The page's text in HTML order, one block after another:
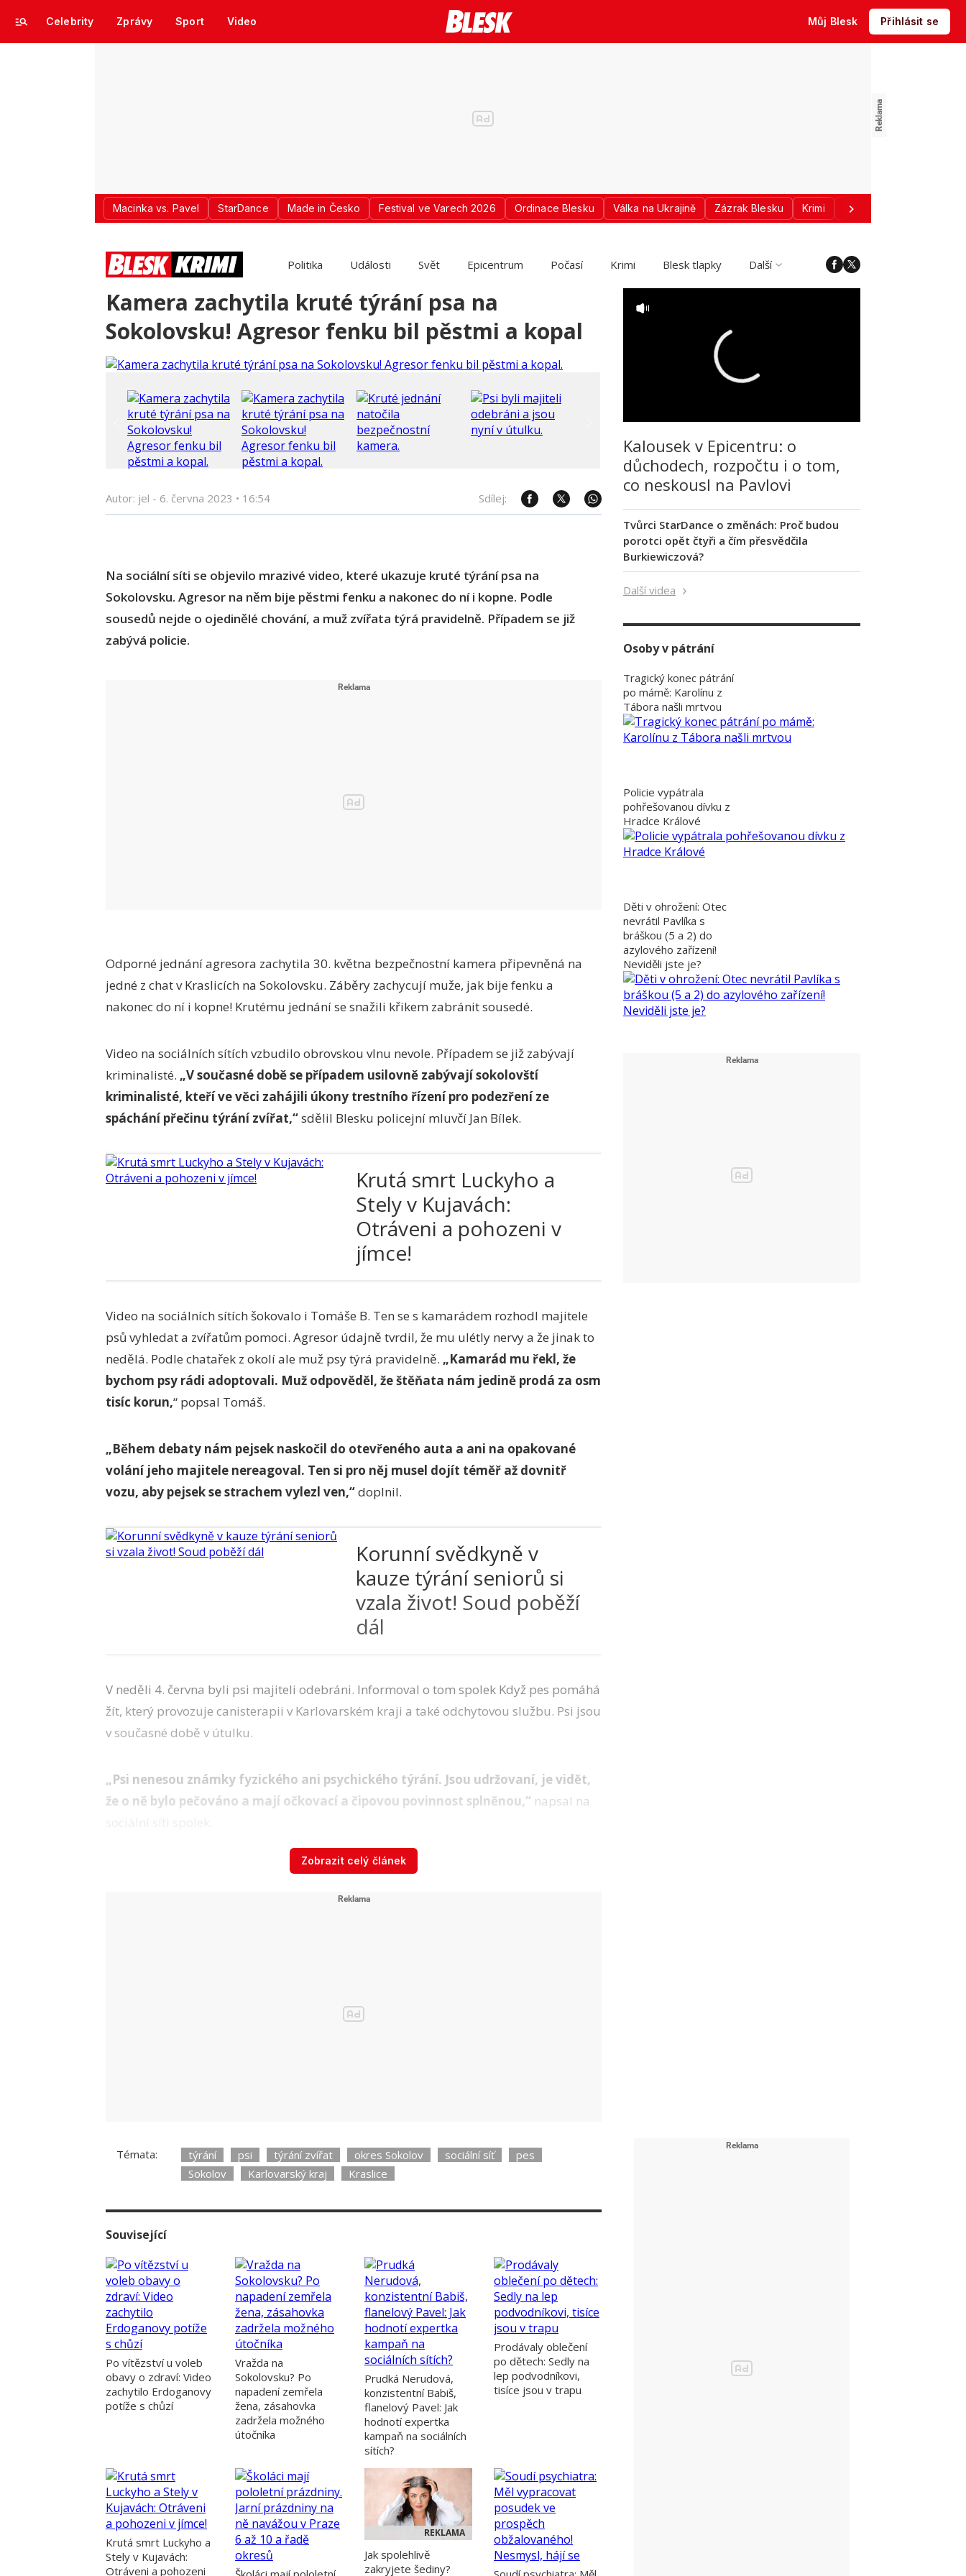
Celebrity Zprávy Sport Video Můj Blesk Přihlásit se
Macinka vs. Pavel StarDance Made in Česko Festival ve Varech 2026 Ordinace Blesku Válka na Ukrajině Zázrak Blesku Krimi Donald Trump
Politika Události Svět Epicentrum Počasí Krimi Blesk tlapky Další
Kamera zachytila kruté týrání psa na
Sokolovsku! Agresor fenku bil pěstmi a kopal
Autor: jel - 6. června 2023 • 16:54 Sdílej:
Na sociální síti se objevilo mrazivé video, které ukazuje kruté týrání psa na
Sokolovsku. Agresor na něm bije pěstmi fenku a nakonec do ní i kopne. Podle
sousedů nejde o ojedinělé chování, a muž zvířata týrá pravidelně. Případem se již
zabývá policie.
Odporné jednání agresora zachytila 30. května bezpečnostní kamera připevněná na
jedné z chat v Kraslicích na Sokolovsku. Záběry zachycují muže, jak bije fenku a
nakonec do ní i kopne! Krutému jednání se snažili křikem zabránit sousedé.
Video na sociálních sítích vzbudilo obrovskou vlnu nevole. Případem se již zabývají
kriminalisté. „V současné době se případem usilovně zabývají sokolovští
kriminalisté, kteří ve věci zahájili úkony trestního řízení pro podezření ze
spáchání přečinu týrání zvířat,“sdělil Blesku policejní mluvčí Jan Bílek.
Krutá smrt Luckyho a
Stely v Kujavách:
Otráveni a pohozeni v
jímce!
Video na sociálních sítích šokovalo i Tomáše B. Ten se s kamarádem rozhodl majitele
psů vyhledat a zvířatům pomoci. Agresor údajně tvrdil, že mu ulétly nervy a že jinak to
nedělá. Podle chatařek z okolí ale muž psy týrá pravidelně. „Kamarád mu řekl, že
bychom psy rádi adoptovali. Muž odpověděl, že štěňata nám jedině prodá za osm
tisíc korun,“ popsal Tomáš.
„Během debaty nám pejsek naskočil do otevřeného auta a ani na opakované
volání jeho majitele nereagoval. Ten si pro něj musel dojít téměř až dovnitř
vozu, aby pejsek se strachem vylezl ven,“doplnil.
Korunní svědkyně v
kauze týrání seniorů si
vzala život! Soud poběží
dál
V neděli 4. června byli psi majiteli odebráni. Informoval o tom spolek Když pes pomáhá
žít, který provozuje canisterapii v Karlovarském kraji a také odchytovou službu. Psi jsou
v současné době v útulku.
„Psi nenesou známky fyzického ani psychického týrání. Jsou udržovaní, je vidět,
že o ně bylo pečováno a mají očkovací a čipovou povinnost splněnou,“ napsal na
Zobrazit celý článek
Témata: týrání psi týrání zvířat okres Sokolov sociální síť
pes
Sokolov
Karlovarský kraj Kraslice
Související
Po vítězství u voleb
obavy o zdraví: Video
zachytilo Erdoganovy
potíže s chůzí
Vražda na
Sokolovsku? Po
napadení zemřela
žena, zásahovka
zadržela možného
útočníka
Prudká Nerudová,
konzistentní Babiš,
flanelový Pavel: Jak
hodnotí expertka
kampaň na sociálních
sítích?
Prodávaly oblečení
po dětech: Sedly na
lep podvodníkovi,
tisíce jsou v trapu
Krutá smrt Luckyho a
Stely v Kujavách:
Otráveni a pohozeni
REKLAMA
Jak spolehlivě
zakryjete šediny?
Kalousek v Epicentru: o
důchodech, rozpočtu i o tom,
co neskousl na Pavlovi
Tvůrci StarDance o změnách: Proč budou
porotci opět čtyři a čím přesvědčila
Burkiewiczová?
Další videa
Osoby v pátrání
Tragický konec pátrání
po mámě: Karolínu z
Tábora našli mrtvou
Policie vypátrala
pohřešovanou dívku z
Hradce Králové
Děti v ohrožení: Otec
nevrátil Pavlíka s
bráškou (5 a 2) do
azylového zařízení!
Neviděli jste je?